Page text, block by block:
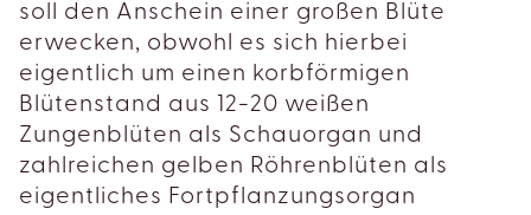
soll den Anschein einer großen Blüte
erwecken, obwohl es sich hierbei
eigentlich um einen korbförmigen
Blütenstand aus 12-20 weißen
Zungenblüten als Schauorgan und
zahlreichen gelben Röhrenblüten als
eigentliches Fortpflanzungsorgan